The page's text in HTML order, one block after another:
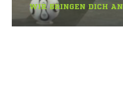
WIR BRINGEN DICH